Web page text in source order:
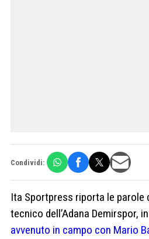
Condividi:
Ita Sportpress riporta le parole
tecnico dell’Adana Demirspor,
avvenuto in campo con Mario